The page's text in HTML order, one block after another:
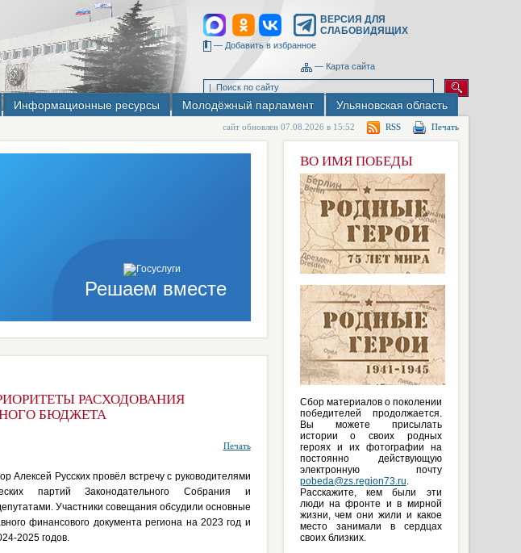
ВЕРСИЯ ДЛЯ
СЛАБОВИДЯЩИХ
— Добавить в избранное
— Карта сайта
Информационные ресурсы Молодёжный парламент Ульяновская область
сайт обновлен 07.08.2026 в 15:52 RSS Печать
Решаем вместе
РАСХОДОВАНИЯ
БЮДЖЕТА
Печать
Алексей Русских провёл встречу с руководителями
партий Законодательного Собрания и
Участники совещания обсудили основные
финансового документа региона на 2023 год и
2025 годов.
ВО ИМЯ ПОБЕДЫ
Сбор материалов о поколении
победителей продолжается.
Вы можете присылать
истории о своих родных
героях и их фотографии на
постоянно действующую
электронную почту
pobeda@zs.region73.ru.
Расскажите, кем были эти
люди на фронте и в мирной
жизни, чем они жили и какое
место занимали в сердцах
своих близких.